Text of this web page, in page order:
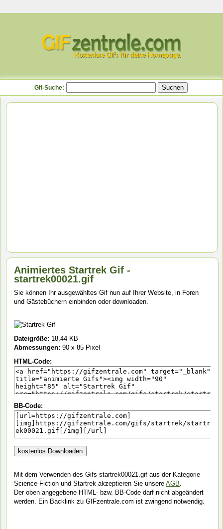
Gif-Suche:
Animiertes Startrek Gif -
startrek00021.gif
Sie können Ihr ausgewähltes Gif nun auf Ihrer Website, in Foren
und Gästebüchern einbinden oder downloaden.
Dateigröße: 18,44 KB
Abmessungen: 90 x 85 Pixel
HTML-Code:
BB-Code:
Mit dem Verwenden des Gifs startrek00021.gif aus der Kategorie
Science-Fiction und Startrek akzeptieren Sie unsere AGB.
Der oben angegebene HTML- bzw. BB-Code darf nicht abgeändert
werden. Ein Backlink zu GIFzentrale.com ist zwingend notwendig.